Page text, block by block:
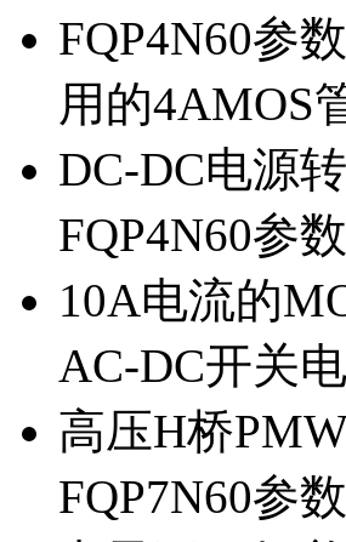
FQP4N60参
用的4AMOS
DC-DC电源
FQP4N60参
10A电流的
AC-DC开关
高压H桥
FQP7N60参